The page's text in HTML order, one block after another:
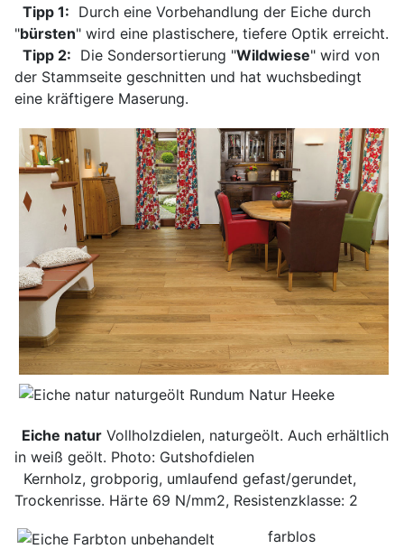
Tipp 1: Durch eine Vorbehandlung der Eiche durch
"bürsten" wird eine plastischere, tiefere Optik erreicht.
Tipp 2: Die Sondersortierung "Wildwiese" wird von
der Stammseite geschnitten und hat wuchsbedingt
eine kräftigere Maserung.
Eiche natur Vollholzdielen, naturgeölt. Auch erhältlich
in weiß geölt. Photo: Gutshofdielen
Kernholz, grobporig, umlaufend gefast/gerundet,
Trockenrisse. Härte 69 N/mm2, Resistenzklasse: 2
farblos